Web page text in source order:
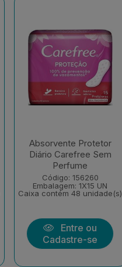
Absorvente Protetor
Diário Carefree Sem
Perfume
Código: 156260
Embalagem: 1X15 UN
Caixa contém 48 unidade(s)
Entre ou
Cadastre-se